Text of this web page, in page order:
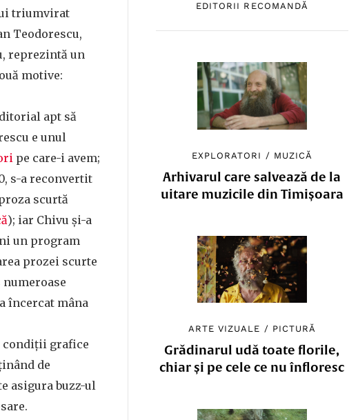
EDITORII RECOMANDĂ
EXPLORATORI / MUZICĂ
Arhivarul care salvează de la
uitare muzicile din Timișoara
ARTE VIZUALE / PICTURĂ
Grădinarul udă toate florile,
chiar și pe cele ce nu înfloresc
triumvirat
Teodorescu,
reprezintă un
motive:
apt să
e unul
pe care-i avem;
s-a reconvertit
scurtă
); iar Chivu și-a
un program
prozei scurte
numeroase
încercat mâna
condiții grafice
de
asigura buzz-ul